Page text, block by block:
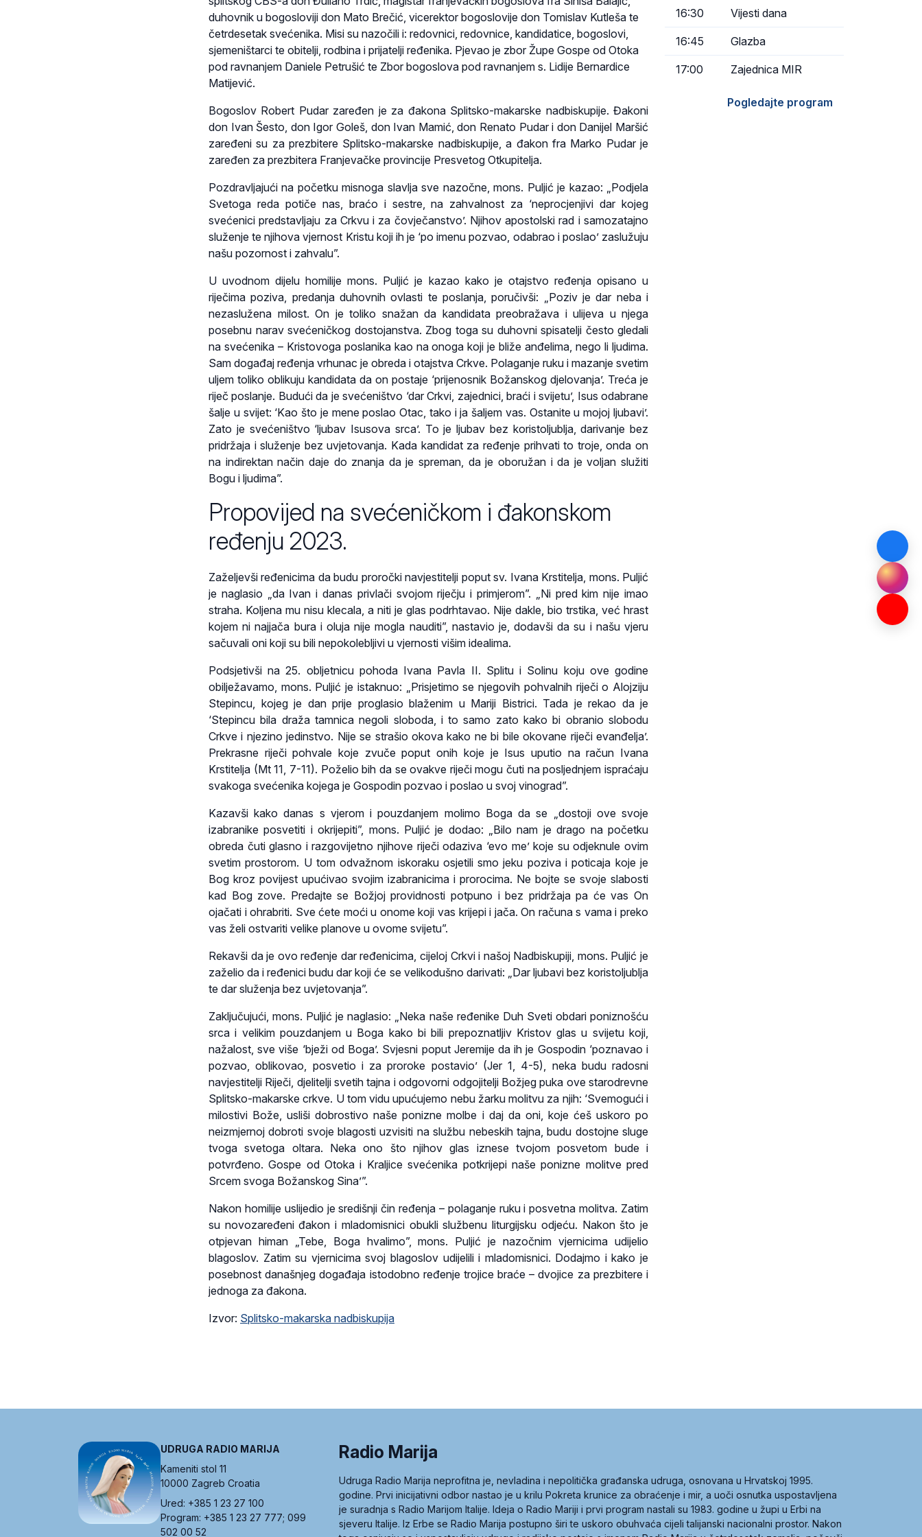
duhovnik u bogosloviji don Mato Brečić, vicerektor bogoslovije don Tomislav Kutleša te
četrdesetak svećenika. Misi su nazočili i: redovnici, redovnice, kandidatice, bogoslovi,
sjemeništarci te obitelji, rodbina i prijatelji ređenika. Pjevao je zbor Župe Gospe od Otoka
pod ravnanjem Daniele Petrušić te Zbor bogoslova pod ravnanjem s. Lidije Bernardice
Matijević.
Bogoslov Robert Pudar zaređen je za đakona Splitsko-makarske nadbiskupije. Đakoni
don Ivan Šesto, don Igor Goleš, don Ivan Mamić, don Renato Pudar i don Danijel Maršić
zaređeni su za prezbitere Splitsko-makarske nadbiskupije, a đakon fra Marko Pudar je
zaređen za prezbitera Franjevačke provincije Presvetog Otkupitelja.
Pozdravljajući na početku misnoga slavlja sve nazočne, mons. Puljić je kazao: „Podjela
Svetoga reda potiče nas, braćo i sestre, na zahvalnost za ‘neprocjenjivi dar kojeg
svećenici predstavljaju za Crkvu i za čovječanstvo’. Njihov apostolski rad i samozatajno
služenje te njihova vjernost Kristu koji ih je ‘po imenu pozvao, odabrao i poslao’ zaslužuju
našu pozornost i zahvalu”.
U uvodnom dijelu homilije mons. Puljić je kazao kako je otajstvo ređenja opisano u
riječima poziva, predanja duhovnih ovlasti te poslanja, poručivši: „Poziv je dar neba i
nezaslužena milost. On je toliko snažan da kandidata preobražava i ulijeva u njega
posebnu narav svećeničkog dostojanstva. Zbog toga su duhovni spisatelji često gledali
na svećenika – Kristovoga poslanika kao na onoga koji je bliže anđelima, nego li ljudima.
Sam događaj ređenja vrhunac je obreda i otajstva Crkve. Polaganje ruku i mazanje svetim
uljem toliko oblikuju kandidata da on postaje ‘prijenosnik Božanskog djelovanja’. Treća je
riječ poslanje. Budući da je svećeništvo ‘dar Crkvi, zajednici, braći i svijetu’, Isus odabrane
šalje u svijet: ‘Kao što je mene poslao Otac, tako i ja šaljem vas. Ostanite u mojoj ljubavi’.
Zato je svećeništvo ‘ljubav Isusova srca’. To je ljubav bez koristoljublja, darivanje bez
pridržaja i služenje bez uvjetovanja. Kada kandidat za ređenje prihvati to troje, onda on
na indirektan način daje do znanja da je spreman, da je oboružan i da je voljan služiti
Bogu i ljudima”.
Propovijed na svećeničkom i đakonskom
ređenju 2023.
Zaželjevši ređenicima da budu proročki navjestitelji poput sv. Ivana Krstitelja, mons. Puljić
je naglasio „da Ivan i danas privlači svojom riječju i primjerom”. „Ni pred kim nije imao
straha. Koljena mu nisu klecala, a niti je glas podrhtavao. Nije dakle, bio trstika, već hrast
kojem ni najjača bura i oluja nije mogla nauditi”, nastavio je, dodavši da su i našu vjeru
sačuvali oni koji su bili nepokolebljivi u vjernosti višim idealima.
Podsjetivši na 25. obljetnicu pohoda Ivana Pavla II. Splitu i Solinu koju ove godine
obilježavamo, mons. Puljić je istaknuo: „Prisjetimo se njegovih pohvalnih riječi o Alojziju
Stepincu, kojeg je dan prije proglasio blaženim u Mariji Bistrici. Tada je rekao da je
‘Stepincu bila draža tamnica negoli sloboda, i to samo zato kako bi obranio slobodu
Crkve i njezino jedinstvo. Nije se strašio okova kako ne bi bile okovane riječi evanđelja’.
Prekrasne riječi pohvale koje zvuče poput onih koje je Isus uputio na račun Ivana
Krstitelja (Mt 11, 7-11). Poželio bih da se ovakve riječi mogu čuti na posljednjem ispraćaju
svakoga svećenika kojega je Gospodin pozvao i poslao u svoj vinograd”.
Kazavši kako danas s vjerom i pouzdanjem molimo Boga da se „dostoji ove svoje
izabranike posvetiti i okrijepiti”, mons. Puljić je dodao: „Bilo nam je drago na početku
obreda čuti glasno i razgovijetno njihove riječi odaziva ‘evo me’ koje su odjeknule ovim
svetim prostorom. U tom odvažnom iskoraku osjetili smo jeku poziva i poticaja koje je
Bog kroz povijest upućivao svojim izabranicima i prorocima. Ne bojte se svoje slabosti
kad Bog zove. Predajte se Božjoj providnosti potpuno i bez pridržaja pa će vas On
ojačati i ohrabriti. Sve ćete moći u onome koji vas krijepi i jača. On računa s vama i preko
vas želi ostvariti velike planove u ovome svijetu”.
Rekavši da je ovo ređenje dar ređenicima, cijeloj Crkvi i našoj Nadbiskupiji, mons. Puljić je
zaželio da i ređenici budu dar koji će se velikodušno darivati: „Dar ljubavi bez koristoljublja
te dar služenja bez uvjetovanja”.
Zaključujući, mons. Puljić je naglasio: „Neka naše ređenike Duh Sveti obdari poniznošću
srca i velikim pouzdanjem u Boga kako bi bili prepoznatljiv Kristov glas u svijetu koji,
nažalost, sve više ‘bježi od Boga’. Svjesni poput Jeremije da ih je Gospodin ‘poznavao i
pozvao, oblikovao, posvetio i za proroke postavio’ (Jer 1, 4-5), neka budu radosni
navjestitelji Riječi, djelitelji svetih tajna i odgovorni odgojitelji Božjeg puka ove starodrevne
Splitsko-makarske crkve. U tom vidu upućujemo nebu žarku molitvu za njih: ‘Svemogući i
milostivi Bože, usliši dobrostivo naše ponizne molbe i daj da oni, koje ćeš uskoro po
neizmjernoj dobroti svoje blagosti uzvisiti na službu nebeskih tajna, budu dostojne sluge
tvoga svetoga oltara. Neka ono što njihov glas iznese tvojom posvetom bude i
potvrđeno. Gospe od Otoka i Kraljice svećenika potkrijepi naše ponizne molitve pred
Srcem svoga Božanskog Sina’”.
Nakon homilije uslijedio je središnji čin ređenja – polaganje ruku i posvetna molitva. Zatim
su novozaređeni đakon i mladomisnici obukli službenu liturgijsku odjeću. Nakon što je
otpjevan himan „Tebe, Boga hvalimo”, mons. Puljić je nazočnim vjernicima udijelio
blagoslov. Zatim su vjernicima svoj blagoslov udijelili i mladomisnici. Dodajmo i kako je
posebnost današnjeg događaja istodobno ređenje trojice braće – dvojice za prezbitere i
jednoga za đakona.
Izvor: Splitsko-makarska nadbiskupija
16:30 Vijesti dana
16:45 Glazba
17:00 Zajednica MIR
Pogledajte program
UDRUGA RADIO MARIJA
Kameniti stol 11
10000 Zagreb Croatia
Ured: +385 1 23 27 100
Program: +385 1 23 27 777; 099
502 00 52
Radio Marija
Udruga Radio Marija neprofitna je, nevladina i nepolitička građanska udruga, osnovana u Hrvatskoj 1995.
godine. Prvi inicijativni odbor nastao je u krilu Pokreta krunice za obraćenje i mir, a uoči osnutka uspostavljena
je suradnja s Radio Marijom Italije. Ideja o Radio Mariji i prvi program nastali su 1983. godine u župi u Erbi na
sjeveru Italije. Iz Erbe se Radio Marija postupno širi te uskoro obuhvaća cijeli talijanski nacionalni prostor. Nakon